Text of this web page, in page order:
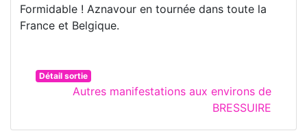
Formidable ! Aznavour en tournée dans toute la
France et Belgique.
Détail sortie
Autres manifestations aux environs de
BRESSUIRE